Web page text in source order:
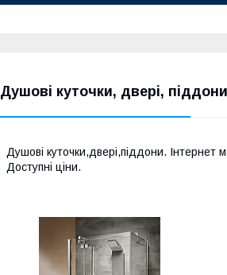
Душові куточки, двері,
Душові куточки,двері,піддони. Інтернет
Доступні ціни.